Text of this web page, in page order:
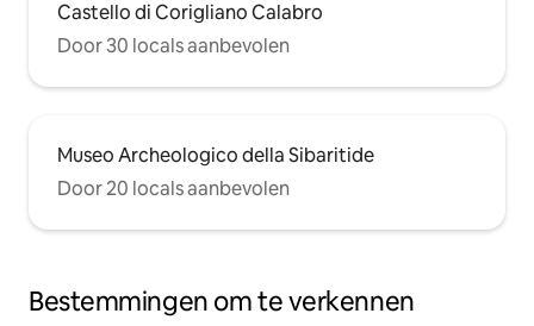
Castello di Corigliano Calabro
Door 30 locals aanbevolen
Museo Archeologico della Sibaritide
Door 20 locals aanbevolen
Bestemmingen om te verkennen